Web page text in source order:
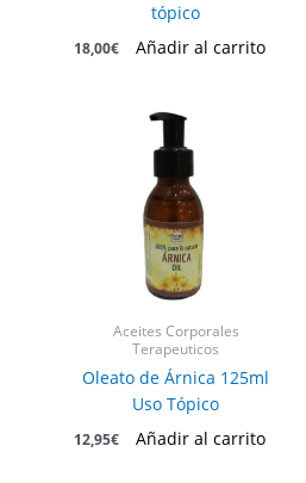
tópico
18,00€ Añadir al carrito
Aceites Corporales
Terapeuticos
Oleato de Árnica 125ml
Uso Tópico
12,95€ Añadir al carrito